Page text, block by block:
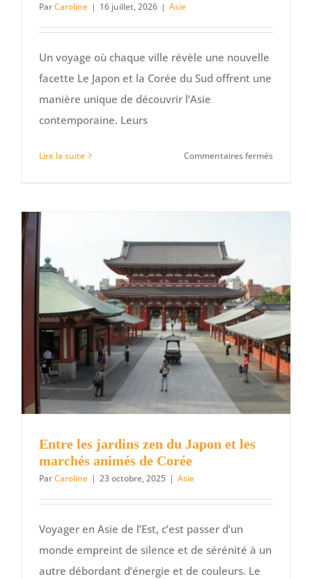
ParCaroline | 16 juillet, 2026 | Asie
Un voyage où chaque ville révèle une nouvelle
facette Le Japon et la Corée du Sud offrent une
manière unique de découvrir l’Asie
contemporaine. Leurs
Lire la suite Commentaires ferméssur
le
Japon
la
Corée
à
travers
leurs
Entre les jardins zen du Japon et les
marchés animés de Corée
ParCaroline | 23 octobre, 2025 | Asie
Voyager en Asie de l’Est, c’est passer d’un
monde empreint de silence et de sérénité à un
autre débordant d’énergie et de couleurs. Le